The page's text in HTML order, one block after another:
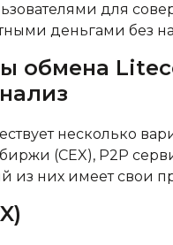
для
деньгами без
обмена
несколько
(CEX), P2P
них имеет свои